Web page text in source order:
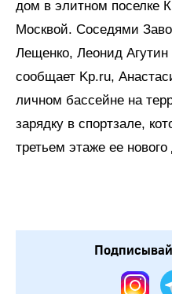
дом в элитном поселке
Москвой. Соседями
Лещенко, Леонид
сообщает Kp.ru,
личном бассейне на
зарядку в спортзале,
третьем этаже ее